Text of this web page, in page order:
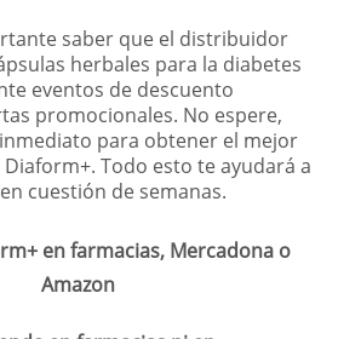
saber que el distribuidor
herbales para la diabetes
eventos de descuento
promocionales. No espere,
para obtener el mejor
Todo esto te ayudará a
cuestión de semanas.
en farmacias, Mercadona o
Amazon